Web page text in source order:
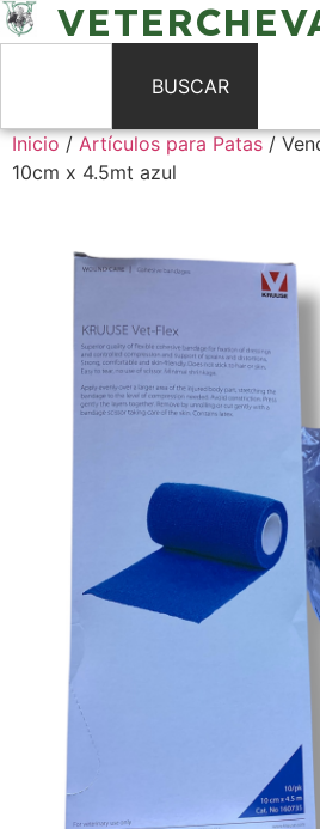
BUSCAR
Inicio/Artículos para Patas/
10cm x 4.5mt azul